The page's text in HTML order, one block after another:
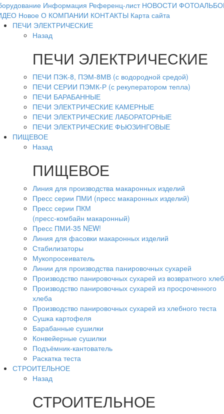
Информация Референц-лист НОВОСТИ
Новое О КОМПАНИИ КОНТАКТЫ Карта сайта
ПЕЧИ ЭЛЕКТРИЧЕСКИЕ
Назад
ПЕЧИ ЭЛЕКТРИЧЕСКИЕ
ПЕЧИ ПЭК-8, ПЭМ-8МВ (с водородной средой)
ПЕЧИ СЕРИИ ПЭМК-Р (с рекуператором тепла)
ПЕЧИ БАРАБАННЫЕ
ПЕЧИ ЭЛЕКТРИЧЕСКИЕ КАМЕРНЫЕ
ПЕЧИ ЭЛЕКТРИЧЕСКИЕ ЛАБОРАТОРНЫЕ
ПЕЧИ ЭЛЕКТРИЧЕСКИЕ ФЬЮЗИНГОВЫЕ
ПИЩЕВОЕ
Назад
ПИЩЕВОЕ
Линия для производства макаронных изделий
Пресс серии ПМИ (пресс макаронных изделий)
Пресс серии ПКМ
(пресс-комбайн макаронный)
Пресс ПМИ-35 NEW!
Линия для фасовки макаронных изделий
Стабилизаторы
Мукопросеиватель
Линии для производства панировочных сухарей
Производство панировочных сухарей из возвратного
Производство панировочных сухарей из просроченного
хлеба
Производство панировочных сухарей из хлебного теста
Сушка картофеля
Барабанные сушилки
Конвейерные сушилки
Подъёмник-кантователь
Раскатка теста
СТРОИТЕЛЬНОЕ
Назад
СТРОИТЕЛЬНОЕ